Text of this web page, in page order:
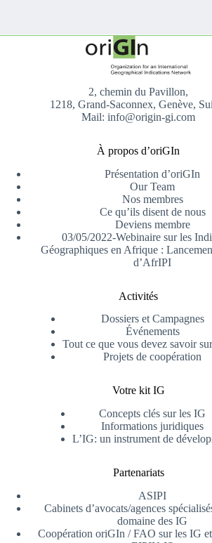
2, chemin du Pavillon,
1218, Grand-Saconnex, Genève,
Mail: info@origin-gi.com
À propos d’oriGIn
Présentation d’oriGIn
Our Team
Nos membres
Ce qu’ils disent de nous
Deviens membre
03/05/2022-Webinaire sur les
Géographiques en Afrique :
d’AfrIPI
Activités
Dossiers et Campagnes
Événements
Tout ce que vous devez savoir
Projets de coopération
Votre kit IG
Concepts clés sur les IG
Informations juridiques
L’IG: un instrument de
Partenariats
ASIPI
Cabinets d’avocats/agences
domaine des IG
Coopération oriGIn / FAO sur les IG